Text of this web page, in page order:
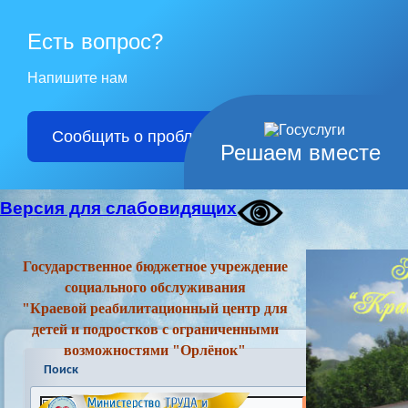
Решаем вместе
Есть вопрос?
Напишите нам
Сообщить о проблеме
Версия для слабовидящих
Государственное бюджетное учреждение
социального обслуживания
"Краевой реабилитационный центр для
детей и подростков с ограниченными
возможностями "Орлёнок"
Поиск